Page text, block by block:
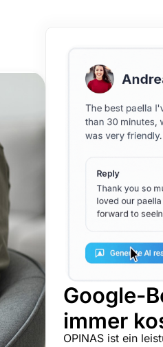
Google-
immer
OPINAS ist ein